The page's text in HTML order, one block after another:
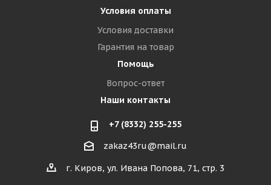
Условия оплаты
Условия доставки
Гарантия на товар
Помощь
Вопрос-ответ
Наши контакты
+7 (8332) 255-255
zakaz43ru@mail.ru
г. Киров, ул. Ивана Попова, 71, стр. 3